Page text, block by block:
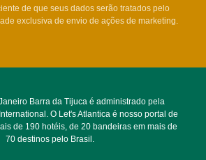
de que seus dados serão tratados pelo
exclusiva de envio de ações de marketing.
Barra da Tijuca é administrado pela
O Let's Atlantica é nosso portal de
de 190 hotéis, de 20 bandeiras em mais de
70 destinos pelo Brasil.